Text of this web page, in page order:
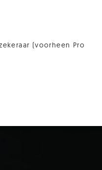
(voorheen Pro